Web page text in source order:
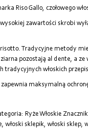
Riso Gallo, czołowego
zawartości skrobi
Tradycyjne metody
pozostają al dente, a ze
tradycyjnych włoskich
maksymalną
Ryże Włoskie
,włoski sklepik,włoski sklep,